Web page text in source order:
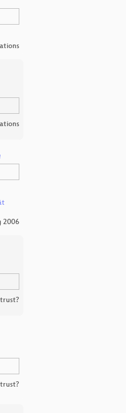
2006